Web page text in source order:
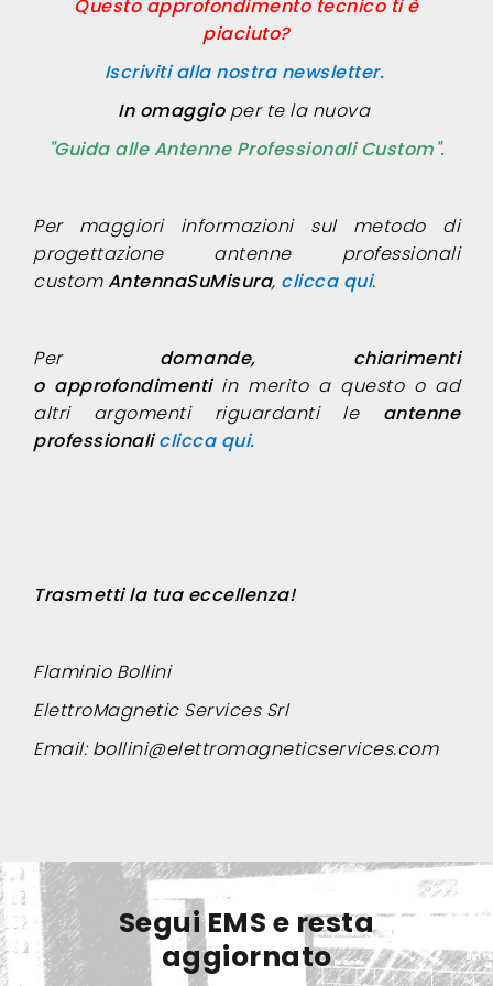
Questo approfondimento tecnico ti è
piaciuto?
Iscriviti alla nostra newsletter.
In omaggioper te la nuova
"Guida alle Antenne Professionali Custom".
Per maggiori informazioni sul metodo di
progettazione antenne professionali
customAntennaSuMisura, clicca qui.
Per
domande, chiarimenti
o approfondimentiin merito a questo o ad
altri argomenti riguardanti leantenne
professionali clicca qui.
Trasmetti la tua eccellenza!
Flaminio Bollini
ElettroMagnetic Services Srl
Email: bollini@elettromagneticservices.com
Segui EMS e resta
aggiornato